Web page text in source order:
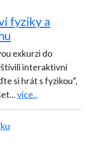
fyziky a
exkurzi do
si hrát s fyzikou“,
...více..